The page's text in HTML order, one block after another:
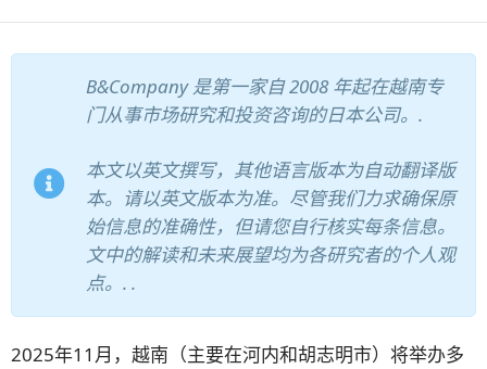
B&Company 是第一家自 2008 年起在越南专
门从事市场研究和投资咨询的日本公司。.
本文以英文撰写，其他语言版本为自动翻译版
本。请以英文版本为准。尽管我们力求确保原
始信息的准确性，但请您自行核实每条信息。
文中的解读和未来展望均为各研究者的个人观
点。. .
2025年11月，越南（主要在河内和胡志明市）将举办多